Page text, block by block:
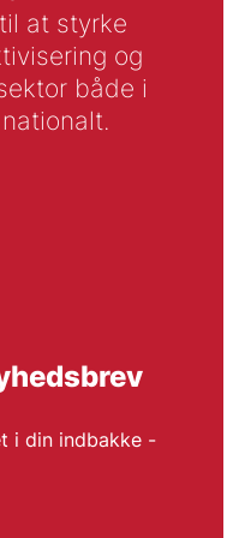
at styrke
og
både i
i din indbakke -